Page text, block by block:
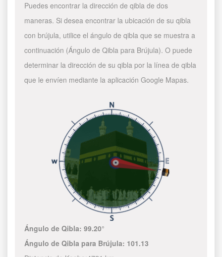
Puedes encontrar la dirección de qibla de dos
maneras. Si desea encontrar la ubicación de su qibla
con brújula, utilice el ángulo de qibla que se muestra a
continuación (Ángulo de Qibla para Brújula). O puede
determinar la dirección de su qibla por la línea de qibla
que le envíen mediante la aplicación Google Mapas.
Ángulo de Qibla:99.20°
Ángulo de Qibla para Brújula: 101.13